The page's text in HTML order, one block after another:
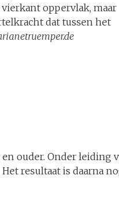
oppervlak, maar
dat tussen het
ouder. Onder leiding
resultaat is daarna